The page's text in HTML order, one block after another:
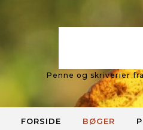
Penne og skriverier
FORSIDE BØGER